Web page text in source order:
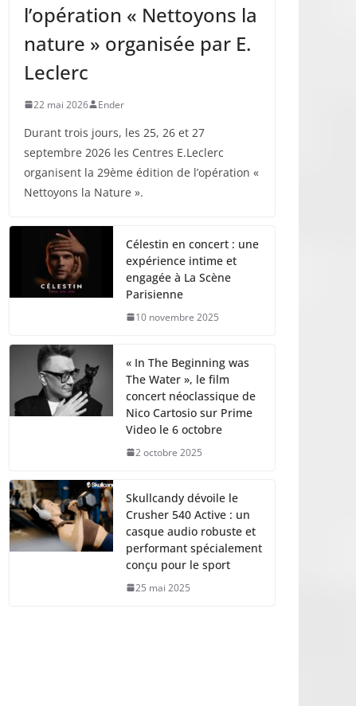
l’opération « Nettoyons la
nature » organisée par E.
Leclerc
22 mai 2026 Ender
Durant trois jours, les 25, 26 et 27
septembre 2026 les Centres E.Leclerc
organisent la 29ème édition de l’opération «
Nettoyons la Nature ».
Célestin en concert : une
expérience intime et
engagée à La Scène
Parisienne
10 novembre 2025
« In The Beginning was
The Water », le film
concert néoclassique de
Nico Cartosio sur Prime
Video le 6 octobre
2 octobre 2025
Skullcandy dévoile le
Crusher 540 Active : un
casque audio robuste et
performant spécialement
conçu pour le sport
25 mai 2025